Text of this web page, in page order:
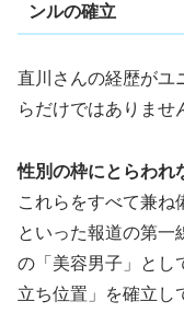
ンルの確立
直川さんの経歴がユ
らだけではありませ
性別の枠にとらわれ
これらをすべて兼ね
といった報道の第一
の「美容男子」とし
立ち位置」を確立し